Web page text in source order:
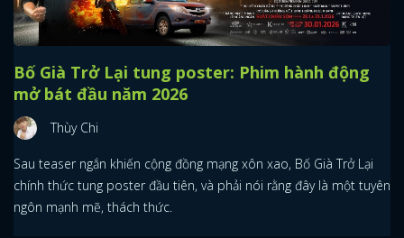
Bố Già Trở Lại tung poster: Phim hành động
mở bát đầu năm 2026
Thùy Chi
Sau teaser ngắn khiến cộng đồng mạng xôn xao, Bố Già Trở Lại
chính thức tung poster đầu tiên, và phải nói rằng đây là một tuyên
ngôn mạnh mẽ, thách thức.